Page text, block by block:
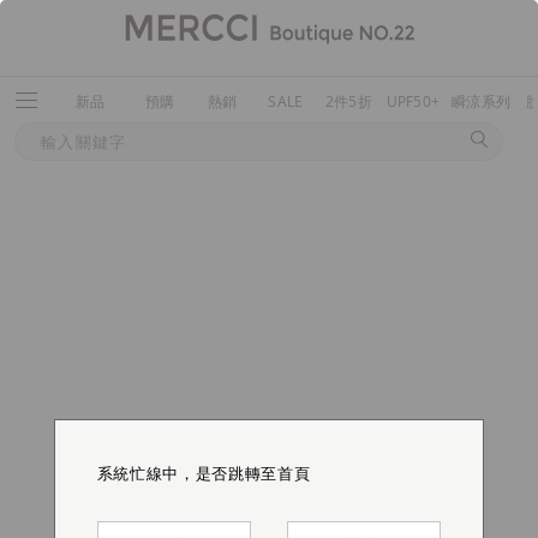
新品 預購 熱銷 SALE 2件5折 UPF50+ 瞬涼系列
系統忙線中，是否跳轉至首頁
系統忙線中，是否跳轉至首頁
系統忙線中，是否跳轉至首頁
系統忙線中，是否跳轉至首頁
系統忙線中，是否跳轉至首頁